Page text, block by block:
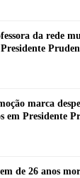
da rede
marca
em Presidente
de 26 anos